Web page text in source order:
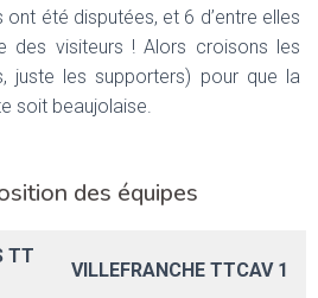
été disputées, et 6 d’entre elles
des visiteurs ! Alors croisons les
juste les supporters) pour que la
soit beaujolaise.
des équipes
TT
VILLEFRANCHE TTCAV 1